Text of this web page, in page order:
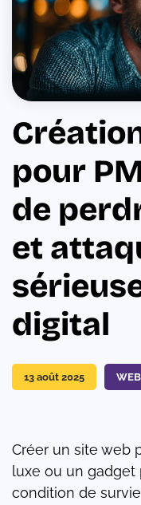
pour
de
et
digital
13 août 2025
Créer un site web
luxe ou un gadget
condition de